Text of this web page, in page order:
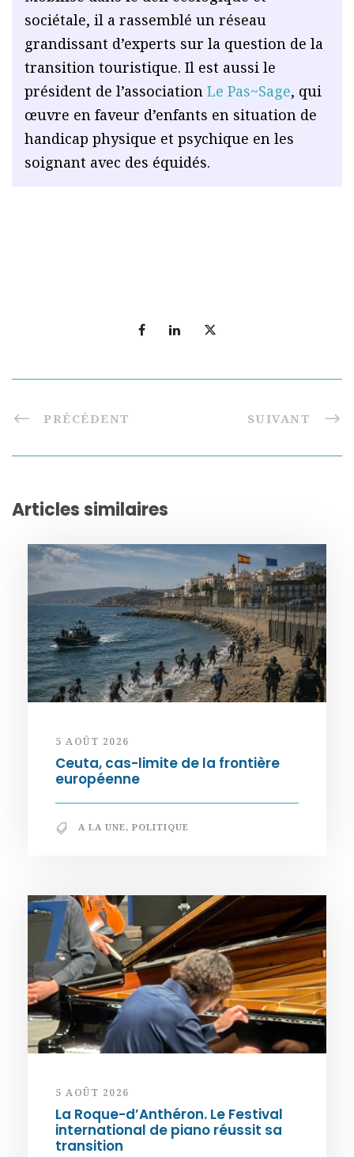
sociétale, il a rassemblé un réseau
grandissant d’experts sur la question de la
transition touristique. Il est aussi le
président de l’association Le Pas~Sage, qui
œuvre en faveur d’enfants en situation de
handicap physique et psychique en les
soignant avec des équidés.
PRÉCÉDENT SUIVANT
Articles similaires
5 AOÛT 2026
Ceuta, cas-limite de la frontière
européenne
A LA UNE, POLITIQUE
5 AOÛT 2026
La Roque-d’Anthéron. Le Festival
international de piano réussit sa
transition